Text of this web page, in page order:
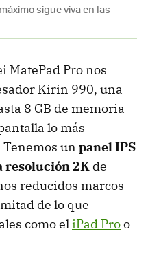
sigue viva en las
MatePad Pro nos
Kirin 990, una
8 GB de memoria
lo más
un panel IPS
resolución 2K de
reducidos marcos
de lo que
como eliPad Proo